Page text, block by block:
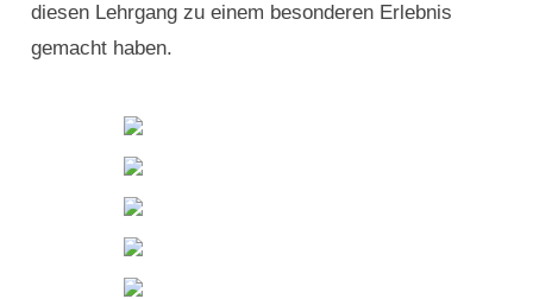
diesen Lehrgang zu einem besonderen Erlebnis
gemacht haben.